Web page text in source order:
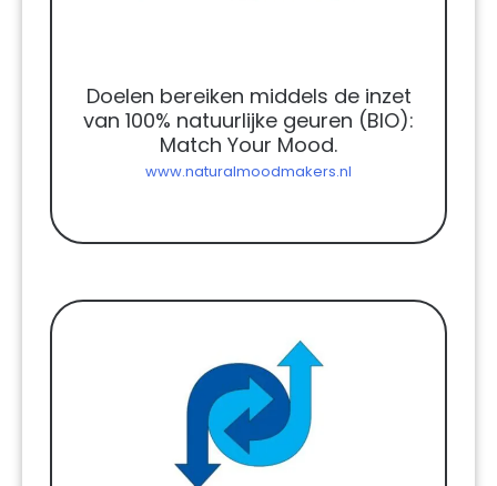
Doelen bereiken middels de inzet
van 100% natuurlijke geuren (BIO):
Match Your Mood.
www.naturalmoodmakers.nl